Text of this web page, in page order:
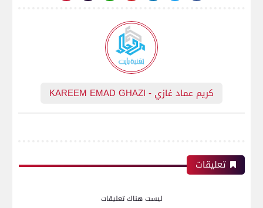
كريم عماد غازي - KAREEM EMAD GHAZI
تعليقات
ليست هناك تعليقات